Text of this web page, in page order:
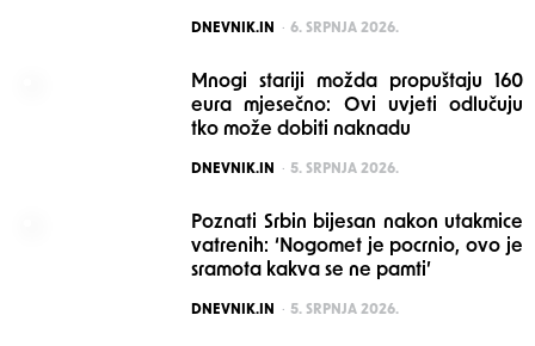
POSTED
DNEVNIK.IN 6. SRPNJA 2026.
Mnogi stariji možda propuštaju 160
eura mjesečno: Ovi uvjeti odlučuju
tko može dobiti naknadu
POSTED
DNEVNIK.IN 5. SRPNJA 2026.
Poznati Srbin bijesan nakon utakmice
vatrenih: ‘Nogomet je pocrnio, ovo je
sramota kakva se ne pamti’
POSTED
DNEVNIK.IN 5. SRPNJA 2026.